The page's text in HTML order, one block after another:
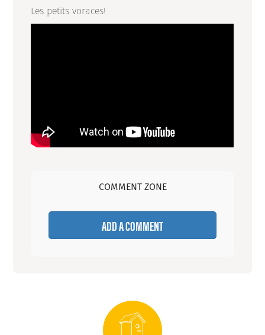
Les petits voraces!
COMMENT ZONE
ADD A COMMENT